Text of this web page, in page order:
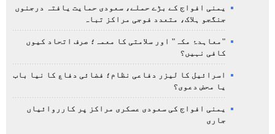
یمنی افواج کے بڑے حملے، سعودی حمایت یافتہ درجنوں
جنگجو ہلاک، متعدد فوجی مراکز تباہ
"معاہدۂ مکہ" اور سلامتی کا معمہ؛ صرف اتحاد کیوں
کافی نہیں؟
اسرائیل کا لیزر دفاعی نظام؛ فضائی دفاع کا نیا باب
یا محض دعوی؟
یمنی افواج کی سعودی عسکری مراکز پر کارروائیاں
جاری